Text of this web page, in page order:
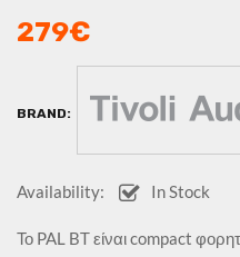
279€
BRAND:
Availability: In Stock
Το PAL BT είναι compact